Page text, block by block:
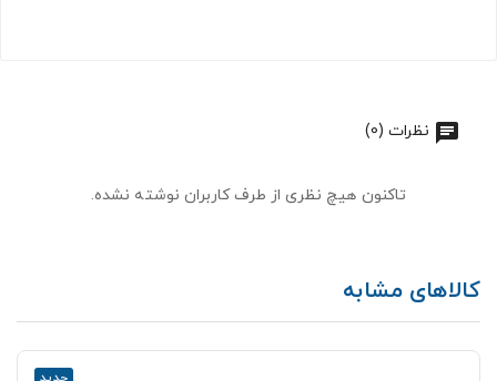
نظرات (0)
تاکنون هیچ نظری از طرف کاربران نوشته نشده.
کالاهای مشابه